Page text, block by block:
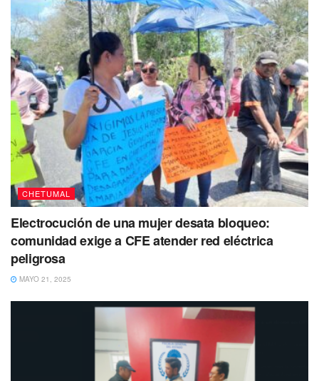
CHETUMAL
Electrocución de una mujer desata bloqueo:
comunidad exige a CFE atender red eléctrica
peligrosa
MAYO 21, 2025